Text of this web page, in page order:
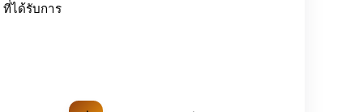
ที่ได้รับการ